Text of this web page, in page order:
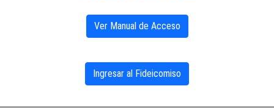
Ver Manual de Acceso
Ingresar al Fideicomiso